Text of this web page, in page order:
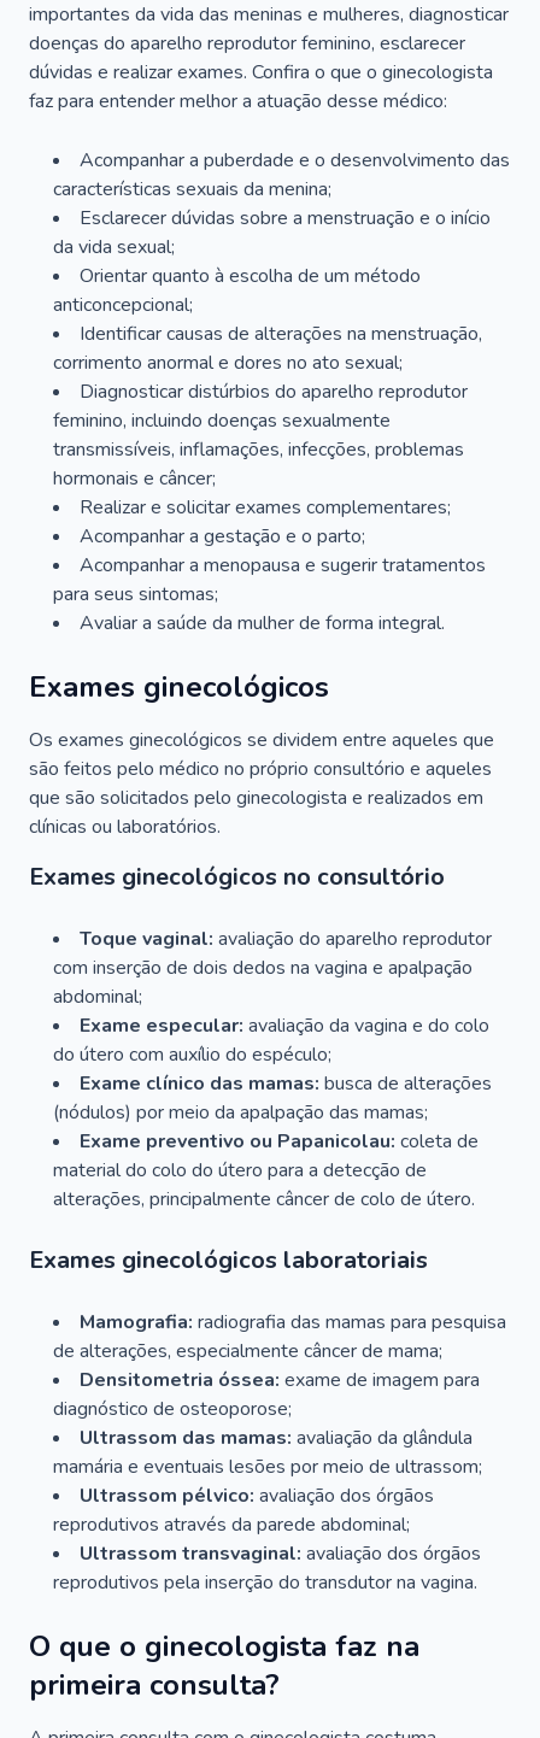
importantes da vida das meninas e mulheres, diagnosticar
doenças do aparelho reprodutor feminino, esclarecer
dúvidas e realizar exames. Confira o que o ginecologista
faz para entender melhor a atuação desse médico:
Acompanhar a puberdade e o desenvolvimento das
características sexuais da menina;
Esclarecer dúvidas sobre a menstruação e o início
da vida sexual;
Orientar quanto à escolha de um método
anticoncepcional;
Identificar causas de alterações na menstruação,
corrimento anormal e dores no ato sexual;
Diagnosticar distúrbios do aparelho reprodutor
feminino, incluindo doenças sexualmente
transmissíveis, inflamações, infecções, problemas
hormonais e câncer;
Realizar e solicitar exames complementares;
Acompanhar a gestação e o parto;
Acompanhar a menopausa e sugerir tratamentos
para seus sintomas;
Avaliar a saúde da mulher de forma integral.
Exames ginecológicos
Os exames ginecológicos se dividem entre aqueles que
são feitos pelo médico no próprio consultório e aqueles
que são solicitados pelo ginecologista e realizados em
clínicas ou laboratórios.
Exames ginecológicos no consultório
Toque vaginal: avaliação do aparelho reprodutor
com inserção de dois dedos na vagina e apalpação
abdominal;
Exame especular: avaliação da vagina e do colo
do útero com auxílio do espéculo;
Exame clínico das mamas: busca de alterações
(nódulos) por meio da apalpação das mamas;
Exame preventivo ou Papanicolau: coleta de
material do colo do útero para a detecção de
alterações, principalmente câncer de colo de útero.
Exames ginecológicos laboratoriais
Mamografia: radiografia das mamas para pesquisa
de alterações, especialmente câncer de mama;
Densitometria óssea: exame de imagem para
diagnóstico de osteoporose;
Ultrassom das mamas: avaliação da glândula
mamária e eventuais lesões por meio de ultrassom;
Ultrassom pélvico: avaliação dos órgãos
reprodutivos através da parede abdominal;
Ultrassom transvaginal: avaliação dos órgãos
reprodutivos pela inserção do transdutor na vagina.
O que o ginecologista faz na
primeira consulta?